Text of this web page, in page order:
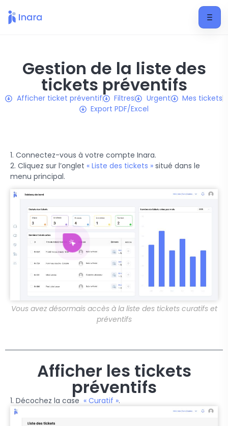
Gestion de la liste des
tickets préventifs
Afficher ticket préventif Filtres Urgent
Mes tickets
Export PDF/Excel
1. Connectez-vous à votre compte Inara.
2. Cliquez sur l’onglet « Liste des tickets » situé dans le
menu principal.
Vous avez désormais accès à la liste des tickets curatifs et
préventifs
Afficher les tickets
préventifs
1. Décochez la case « Curatif ».